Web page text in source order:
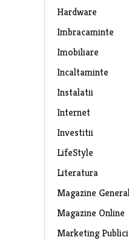
Hardware
Imbracaminte
Imobiliare
Incaltaminte
Instalatii
Internet
Investitii
LifeStyle
Literatura
Magazine
Magazine Online
Marketing